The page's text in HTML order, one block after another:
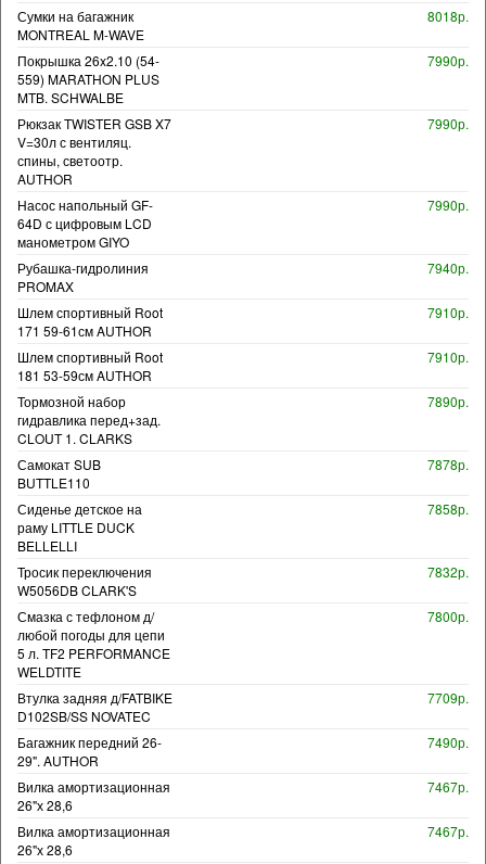
Сумки на багажник
MONTREAL M-WAVE
8018р.
Покрышка 26x2.10 (54-
559) MARATHON PLUS
MTB. SCHWALBE
7990р.
Рюкзак TWISTER GSB X7
V=30л с вентиляц.
спины, светоотр.
AUTHOR
7990р.
Насос напольный GF-
64D с цифровым LCD
манометром GIYO
7990р.
Рубашка-гидролиния
PROMAX
7940р.
Шлем спортивный Root
171 59-61см AUTHOR
7910р.
Шлем спортивный Root
181 53-59см AUTHOR
7910р.
Тормозной набор
гидравлика перед+зад.
CLOUT 1. CLARKS
7890р.
Самокат SUB
BUTTLE110
7878р.
Сиденье детское на
раму LITTLE DUCK
BELLELLI
7858р.
Тросик переключения
W5056DB CLARK'S
7832р.
Смазка с тефлоном д/
любой погоды для цепи
5 л. TF2 PERFORMANCE
WELDTITE
7800р.
Втулка задняя д/FATBIKE
D102SB/SS NOVATEC
7709р.
Багажник передний 26-
29". AUTHOR
7490р.
Вилка амортизационная
26"х 28,6
7467р.
Вилка амортизационная
26"х 28,6
7467р.